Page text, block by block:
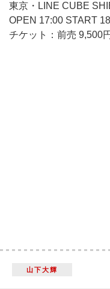
東京・LINE CUBE
OPEN 17:00 START
チケット：前売 9,500円
山下大輝